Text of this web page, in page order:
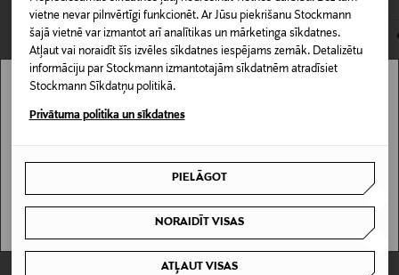
vietne nevar pilnvērtīgi funkcionēt. Ar Jūsu piekrišanu Stockmann
šajā vietnē var izmantot arī analītikas un mārketinga sīkdatnes.
Atļaut vai noraidīt šīs izvēles sīkdatnes iespējams zemāk. Detalizētu
informāciju par Stockmann izmantotajām sīkdatnēm atradīsiet
Stockmann Sīkdatņu politikā.
Privātuma politika un sīkdatnes
PIELĀGOT
NORAIDĪT VISAS
ATĻAUT VISAS
Iepakojuma izmērs
75 ml
Ādas tips
kas tiek atdoti atpakaļ, ir jābūt to sākotnējā neatvērtajā
iepakojumā.
PREČU ATGRIEŠANAS POLITIKA
Purify Rice Scrub skrubis kombinētai
Comfort Scrub eļļas skrubis sejai
Stockmann nav pieejams tavā valstī.
I UNDERSTAND